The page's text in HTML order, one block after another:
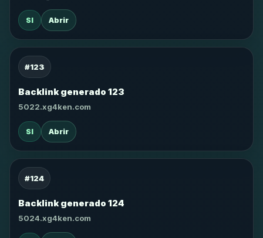
SI Abrir
#123
Backlink generado 123
5022.xg4ken.com
SI Abrir
#124
Backlink generado 124
5024.xg4ken.com